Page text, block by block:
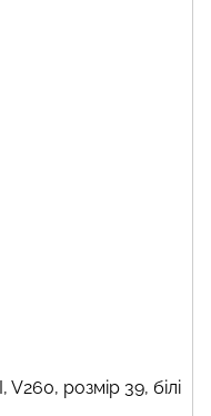
V260, розмір 39, білі